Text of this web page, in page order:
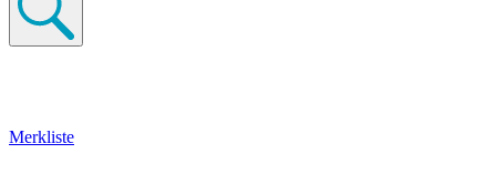
Merkliste